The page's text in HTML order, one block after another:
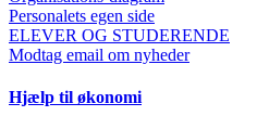
Personalets egen side
ELEVER OG STUDERENDE
Modtag email om nyheder
Hjælp til økonomi